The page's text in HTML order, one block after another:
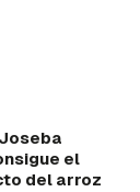
el
del arroz